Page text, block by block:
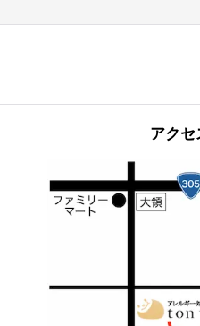
アクセ